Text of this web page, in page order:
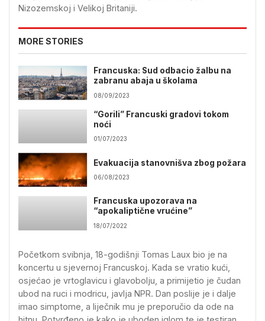
Nizozemskoj i Velikoj Britaniji.
MORE STORIES
Francuska: Sud odbacio žalbu na
zabranu abaja u školama
08/09/2023
“Gorili” Francuski gradovi tokom
noći
01/07/2023
Evakuacija stanovnišva zbog požara
06/08/2023
Francuska upozorava na
“apokaliptične vrućine”
18/07/2022
Početkom svibnja, 18-godišnji Tomas Laux bio je na
koncertu u sjevernoj Francuskoj. Kada se vratio kući,
osjećao je vrtoglavicu i glavobolju, a primijetio je čudan
ubod na ruci i modricu, javlja NPR. Dan poslije je i dalje
imao simptome, a liječnik mu je preporučio da ode na